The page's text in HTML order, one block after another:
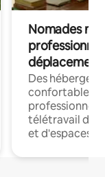
Nomades
déplacement
Des
confortables
professionnels
télétravail
et d'espaces